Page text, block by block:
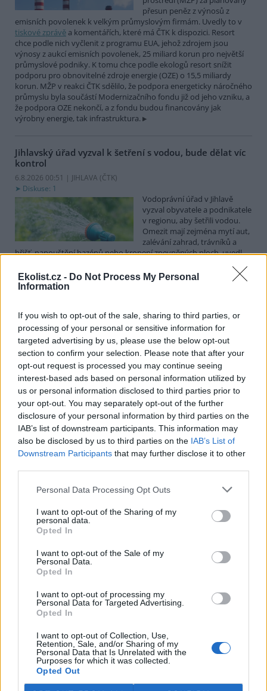
Ekolist.cz - Do Not Process My Personal
Information
If you wish to opt-out of the sale, sharing to third parties, or
processing of your personal or sensitive information for
targeted advertising by us, please use the below opt-out
section to confirm your selection. Please note that after your
opt-out request is processed you may continue seeing
interest-based ads based on personal information utilized by
us or personal information disclosed to third parties prior to
your opt-out. You may separately opt-out of the further
disclosure of your personal information by third parties on the
IAB’s list of downstream participants. This information may
also be disclosed by us to third parties on the IAB’s List of
Downstream Participants that may further disclose it to other
Personal Data Processing Opt Outs
I want to opt-out of the Sharing of my
personal data.
Opted In
I want to opt-out of the Sale of my
Personal Data.
Opted In
I want to opt-out of processing my
Personal Data for Targeted Advertising.
Opted In
I want to opt-out of Collection, Use,
Retention, Sale, and/or Sharing of my
Personal Data that Is Unrelated with the
Purposes for which it was collected.
Opted Out
přesun peněz z výnosů z
emisních povolenek k velkým průmyslovým firmám. Uvedly to v
tiskové zprávě a komentářích, které má ČTK k dispozici. Resort
chce podle nich vyčlenit z programu EUA, jehož zdrojem jsou
výnosy z aukcí emisních povolenek, 25 miliard korun pro největší
průmyslové podniky. K tomu chce podle ekologů resort snížit
podporu pro obnovitelné zdroje energie (OZE) o 15,5 miliardy
korun. MŽP v reakci ČTK sdělilo, že podpora energeticky náročného
průmyslu byla součástí Modernizačního fondu již od jeho vzniku, a
že podpora OZE nekončí, a z fondu budou financovány jak
výrobny energie, tak infrastruktura.
Jihlavský úřad vyzval k šetření s vodou, bude dělat víc
kontrol
6.8.2026 00:51 | JIHLAVA (ČTK)
Diskuse: 1
Vodoprávní úřad v Jihlavě
vyzval obyvatele a podnikatele
v regionu, aby šetřili vodou.
Omezit mají zejména mytí aut,
zalévání zahrad, trávníků a
hřišť, napouštění bazénů nebo kropení zpevněných ploch, uvedl
kontrolovat povolené odběry. Výzva k šetření vodou platí pro
všechny obce spadající pod Jihlavu jako obec s rozšířenou
Celníci odhalili gang překupníků papoušků, zajistili
stovku ptáků
5.8.2026 20:13 (ČTK)
Celníci odhalili gang
překupníků chráněných druhů
papoušků působící v několika
krajích a zajistili asi stovku
ptáků. S odchytem a
zajištěním zvířat celníkům pomohly zoo v Praze, Zlíně a Ostravě. V
ostravské zahradě také papoušci nalezli dočasné útočiště. V
tiskové zprávě nawebucelníků to oznámila mluvčí Celní správy ČR
Martina Kaňková. Případem se zabývá policie.
Island vyhostí aktivisty bojující proti lovu velryb,
pronásledovali velrybáře
5.8.2026 19:54 (ČTK)
Islandské úřady nařídily
poté, co minulý týden
pobřežní stráž s policií zabavily
jejich loď, která pronásledovala velrybářské plavidlo. Pasažéři lodi
Watsona jsou od té doby zadržováni v Reykjavíku. Sám Watson na
palubě nebyl. Píše o tom agentura AFP s odvoláním na islandskou
Záchranná stanice v Praze přijímá kvůli vedrům více
volně žijících zvířat
5.8.2026 17:40 | PRAHA (
Kvůli vysokým letním